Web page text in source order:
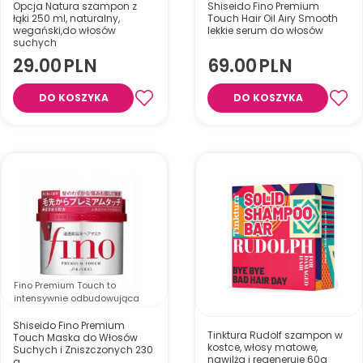
równowagę skóry głowy.
Opcja Natura szampon z
łąki 250 ml, naturalny,
wegański,do włosów
suchych
29.00PLN
DO KOSZYKA
Fino Premium Touch Hair Oil
Serum to lekkie, nietłuste
serum regenerujące do
zapobiegając puszeniu i
rozdwajaniu końcówek.
Shiseido Fino Premium
Touch Hair Oil Airy Smooth
lekkie serum do włosów
69.00PLN
DO KOSZYKA
Fino Premium Touch to
intensywnie odbudowująca
proteinami jedwabiu i
odżywczymi olejami, która
przywraca włosom jedwabistą
Shiseido Fino Premium
Touch Maska do Włosów
Suchych i Zniszczonych 230
Tinktura Rudolf szampon w
kostce, włosy matowe,
nawilża i regeneruje 60g